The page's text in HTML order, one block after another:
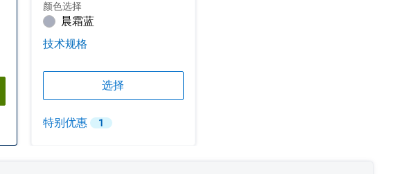
颜色选择
晨霜蓝
技术规格
选择
特别优惠 1